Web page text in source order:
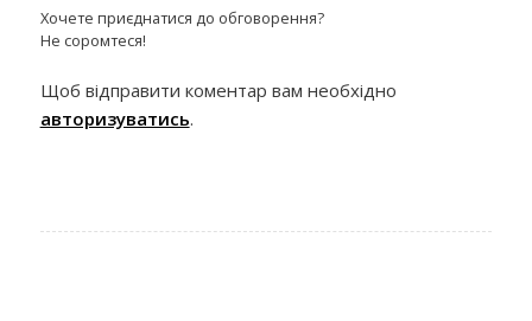
Хочете приєднатися до обговорення?
Не соромтеся!
Щоб відправити коментар вам необхідно
авторизуватись.